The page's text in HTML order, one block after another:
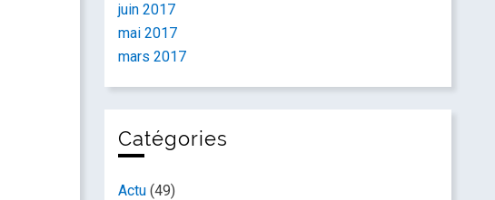
juin 2017
mai 2017
mars 2017
Catégories
Actu (49)